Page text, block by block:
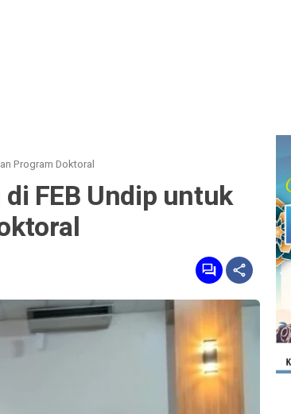
Program Doktoral
FEB Undip untuk